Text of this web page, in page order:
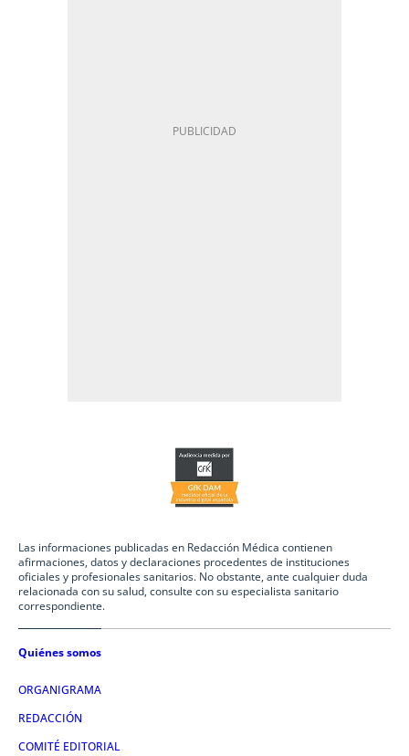
Las informaciones publicadas en Redacción Médica contienen
afirmaciones, datos y declaraciones procedentes de instituciones
oficiales y profesionales sanitarios. No obstante, ante cualquier duda
relacionada con su salud, consulte con su especialista sanitario
correspondiente.
Quiénes somos
ORGANIGRAMA
REDACCIÓN
COMITÉ EDITORIAL